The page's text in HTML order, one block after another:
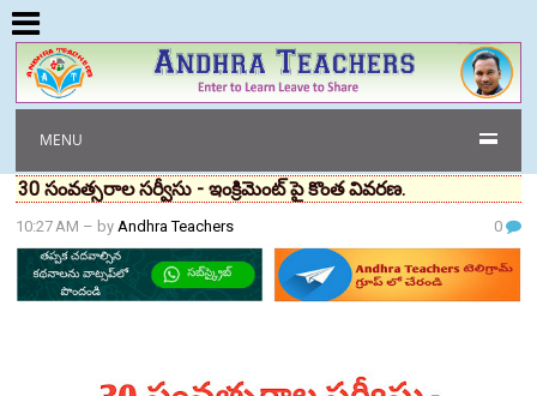
MENU
30 సంవత్సరాల సర్వీసు - ఇంక్రిమెంట్ పై కొంత వివరణ.
10:27 AM – byAndhra Teachers 0